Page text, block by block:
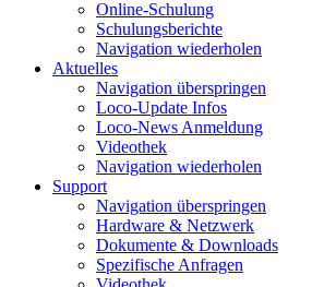
Online-Schulung
Schulungsberichte
Navigation wiederholen
Aktuelles
Navigation überspringen
Loco-Update Infos
Loco-News Anmeldung
Videothek
Navigation wiederholen
Support
Navigation überspringen
Hardware & Netzwerk
Dokumente & Downloads
Spezifische Anfragen